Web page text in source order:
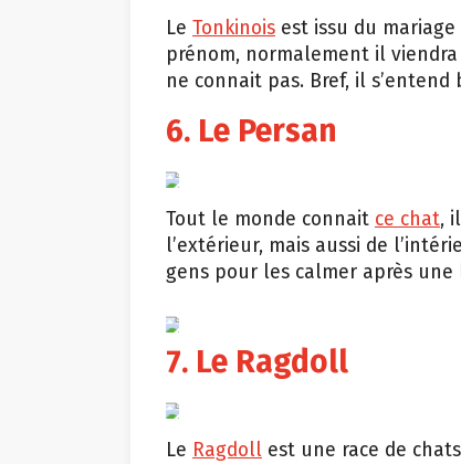
Le Tonkinois est issu du mariage
prénom, normalement il viendra
ne connait pas. Bref, il
6. Le Persan
Shutterstock
Tout le monde connait ce chat,
l’extérieur, mais aussi de
gens pour les calmer après
giphy.com
7. Le Ragdoll
Shutterstock
Le Ragdoll est une race de